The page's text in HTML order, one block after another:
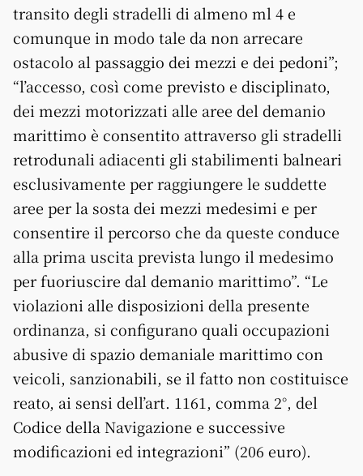
transito degli stradelli di almeno ml 4 e
comunque in modo tale da non arrecare
ostacolo al passaggio dei mezzi e dei pedoni”;
“l’accesso, così come previsto e disciplinato,
dei mezzi motorizzati alle aree del demanio
marittimo è consentito attraverso gli stradelli
retrodunali adiacenti gli stabilimenti balneari
esclusivamente per raggiungere le suddette
aree per la sosta dei mezzi medesimi e per
consentire il percorso che da queste conduce
alla prima uscita prevista lungo il medesimo
per fuoriuscire dal demanio marittimo”. “Le
violazioni alle disposizioni della presente
ordinanza, si configurano quali occupazioni
abusive di spazio demaniale marittimo con
veicoli, sanzionabili, se il fatto non costituisce
reato, ai sensi dell’art. 1161, comma 2°, del
Codice della Navigazione e successive
modificazioni ed integrazioni” (206 euro).